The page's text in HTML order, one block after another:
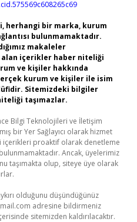
herhangi bir marka, kurum
bulunmamaktadır.
makaleler
alan içerikler haber niteliği
ve kişiler hakkında
kurum ve kişiler ile isim
Sitemizdeki bilgiler
taşımazlar.
Bilgi Teknolojileri ve İletişim
bir Yer Sağlayıcı olarak hizmet
içerikleri proaktif olarak denetleme
Ancak, üyelerimiz
taşımakta olup, siteye üye olarak
olduğunu düşündüğünüz
adresine bildirmeniz
sitemizden kaldırılacaktır.